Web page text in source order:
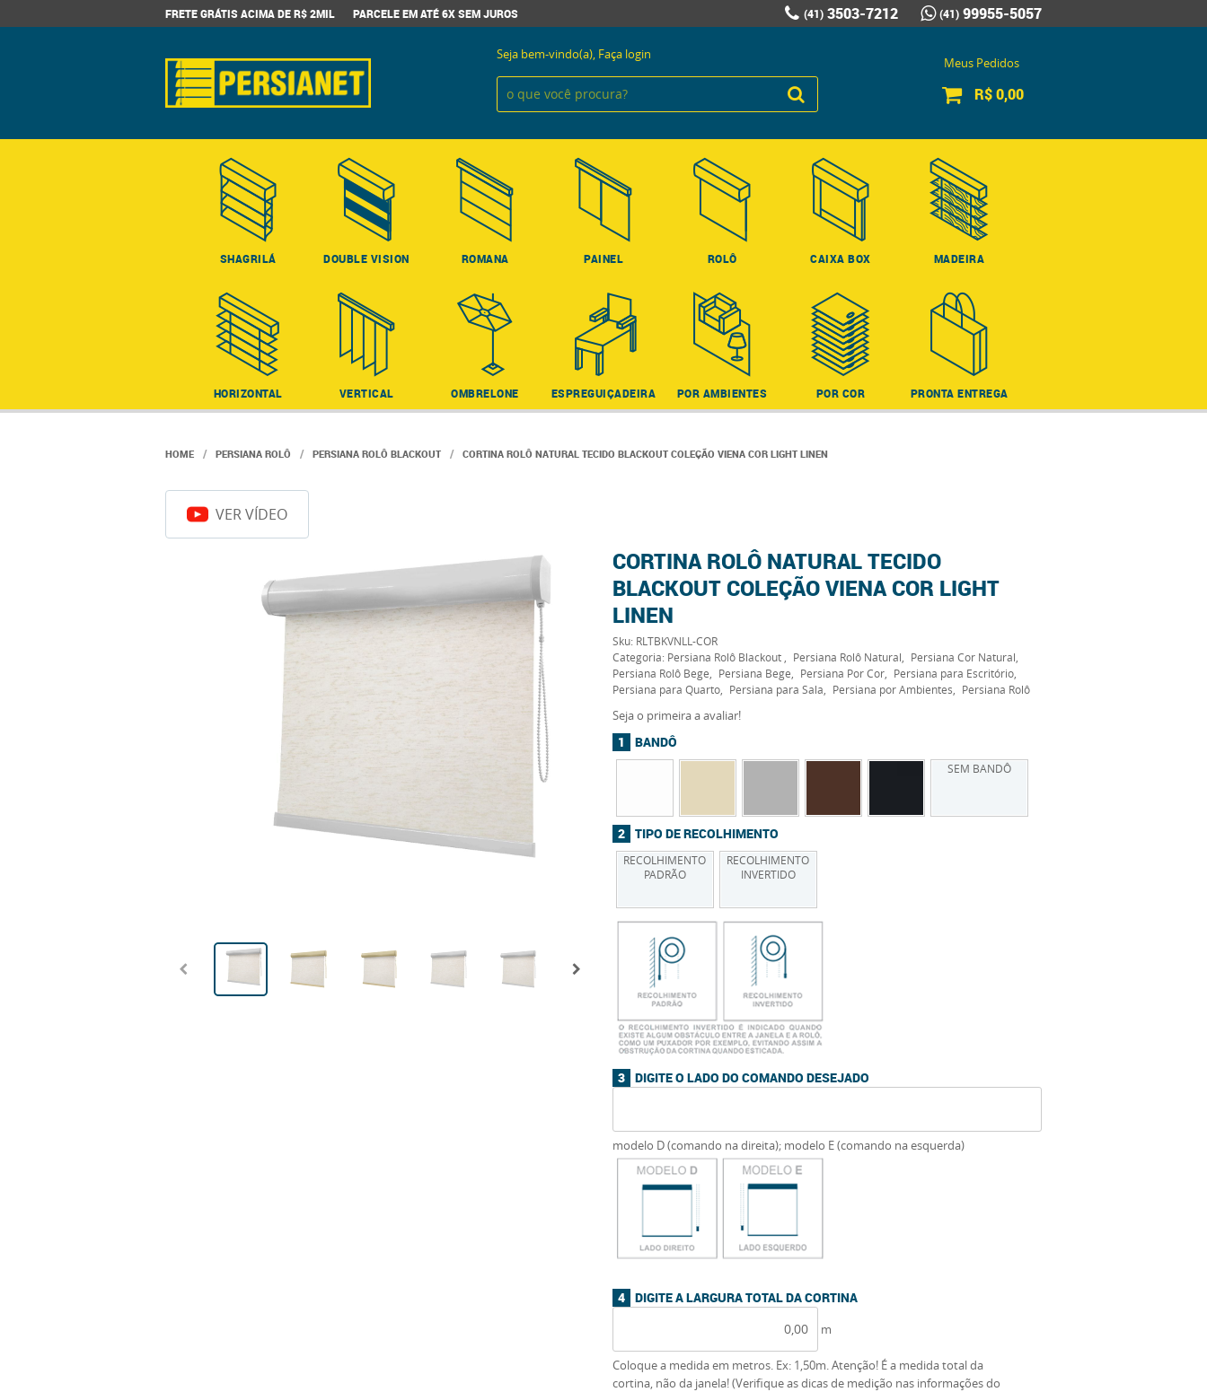
FRETE GRÁTIS ACIMA DE R$ 2MIL PARCELE EM ATÉ 6X SEM JUROS (41) 3503-7212 (41) 99955-5057
Seja bem-vindo(a), Faça login
Meus Pedidos
R$ 0,00
SHAGRILÁ DOUBLE VISION ROMANA PAINEL ROLÔ CAIXA BOX MADEIRA
HORIZONTAL VERTICAL OMBRELONE ESPREGUIÇADEIRA POR AMBIENTES POR COR PRONTA ENTREGA
HOME PERSIANA ROLÔ PERSIANA ROLÔ BLACKOUT CORTINA ROLÔ NATURAL TECIDO BLACKOUT COLEÇÃO VIENA COR LIGHT LINEN
VER VÍDEO
CORTINA ROLÔ NATURAL TECIDO
BLACKOUT COLEÇÃO VIENA COR LIGHT
LINEN
Sku: RLTBKVNLL-COR
Categoria: Persiana Rolô Blackout Persiana Rolô Natural
Persiana Cor Natural
Persiana Rolô Bege
Persiana Bege Persiana Por Cor
Persiana para Escritório
Persiana para Quarto
Persiana para Sala Persiana por Ambientes Persiana Rolô
Seja o primeira a avaliar!
BANDÔ
SEM BANDÔ
TIPO DE RECOLHIMENTO
RECOLHIMENTO
PADRÃO
RECOLHIMENTO
INVERTIDO
DIGITE O LADO DO COMANDO DESEJADO
modelo D (comando na direita); modelo E (comando na esquerda)
DIGITE A LARGURA TOTAL DA CORTINA
m
Coloque a medida em metros. Ex: 1,50m. Atenção! É a medida total da
cortina, não da janela! (Verifique as dicas de medição nas informações do